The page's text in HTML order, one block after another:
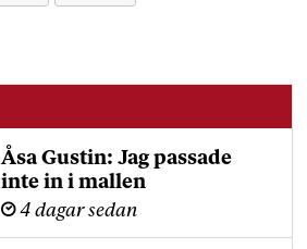
Åsa Gustin: Jag passade
inte in i mallen
4 dagar sedan